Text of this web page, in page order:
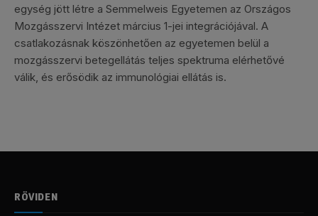
egység jött létre a Semmelweis Egyetemen az Országos
Mozgásszervi Intézet március 1-jei integrációjával. A
csatlakozásnak köszönhetően az egyetemen belül a
mozgásszervi betegellátás teljes spektruma elérhetővé
válik, és erősödik az immunológiai ellátás is.
RÖVIDEN